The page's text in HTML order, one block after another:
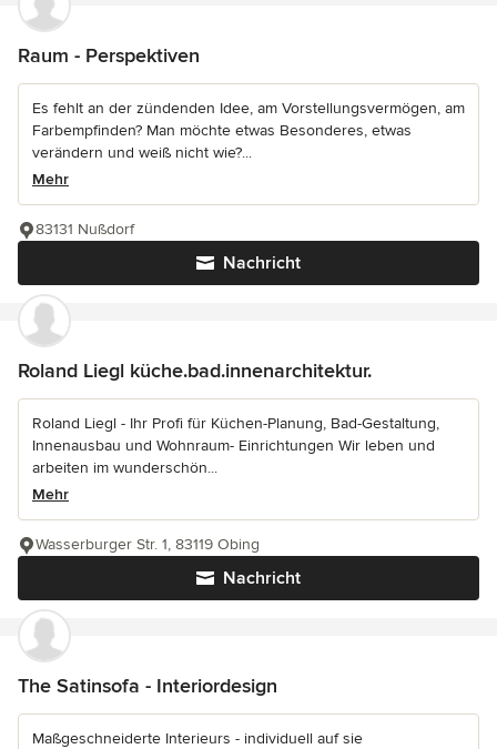
Raum - Perspektiven
Es fehlt an der zündenden Idee, am Vorstellungsvermögen, am
Farbempfinden? Man möchte etwas Besonderes, etwas
verändern und weiß nicht wie?...
Mehr
Nachricht
83131 Nußdorf
Roland Liegl küche.bad.innenarchitektur.
Roland Liegl - Ihr Profi für Küchen-Planung, Bad-Gestaltung,
Innenausbau und Wohnraum- Einrichtungen Wir leben und
arbeiten im wunderschön...
Mehr
Nachricht
Wasserburger Str. 1, 83119 Obing
The Satinsofa - Interiordesign
Maßgeschneiderte Interieurs - individuell auf sie